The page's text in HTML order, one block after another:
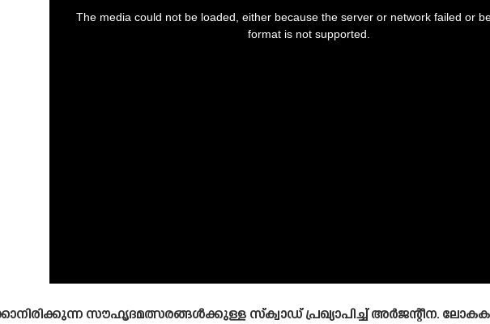
The media could not be loaded, either because the server or network failed or
format is not supported.
സൗഹൃദമത്സരങ്ങൾക്കുള്ള സ്‌ക്വാഡ് പ്രഖ്യാപിച്ച് അർജന്റീന.